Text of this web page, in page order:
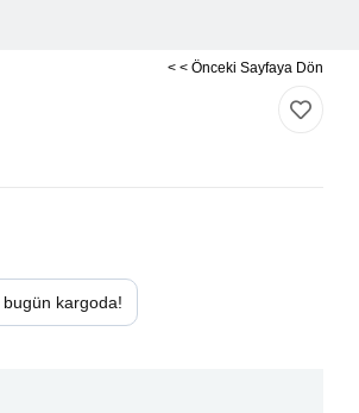
< < Önceki Sayfaya Dön
bugün kargoda!